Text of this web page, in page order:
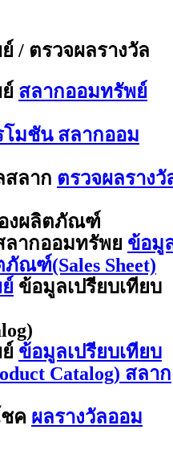
/ ตรวจผลรางวัล
สลากออมทรัพย์
โมชัน สลากออม
สลาก ตรวจผลรางวั
งผลิตภัณฑ์
ลากออมทรัพย ข้อมู
ณฑ์(Sales Sheet)
ข้อมูลเปรียบเทียบ
ข้อมูลเปรียบเทียบ
Catalog) สลาก
ค ผลรางวัลออม